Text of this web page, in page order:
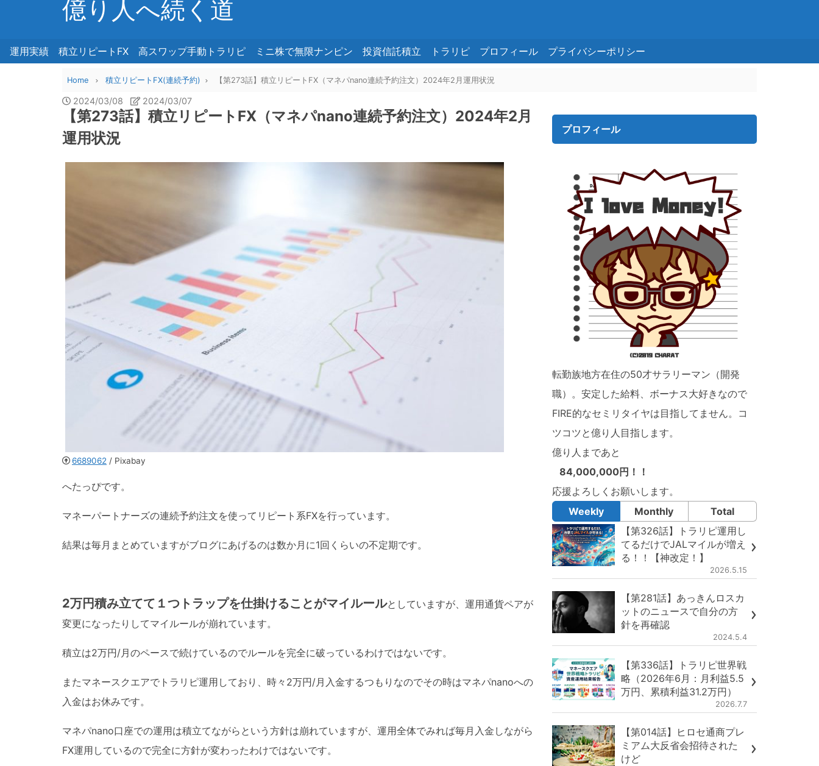
億り人へ続く道
運用実績 積立リピートFX 高スワップ手動トラリピ ミニ株で無限ナンピン 投資信託積立 トラリピ プロフィール プライバシーポリシー
Home 積立リピートFX(連続予約) 【第273話】積立リピートFX（マネパnano連続予約注文）2024年2月運用状況
2024/03/08 2024/03/07
【第273話】積立リピートFX（マネパnano連続予約注文）2024年2月
運用状況
6689062 / Pixabay
へたっぴです。
マネーパートナーズの連続予約注文を使ってリピート系FXを行っています。
結果は毎月まとめていますがブログにあげるのは数か月に1回くらいの不定期です。
2万円積み立てて１つトラップを仕掛けることがマイルールとしていますが、運用通貨ペアが
変更になったりしてマイルールが崩れています。
積立は2万円/月のペースで続けているのでルールを完全に破っているわけではないです。
またマネースクエアでトラリピ運用しており、時々2万円/月入金するつもりなのでその時はマネパnanoへの
入金はお休みです。
マネパnano口座での運用は積立てながらという方針は崩れていますが、運用全体でみれば毎月入金しながら
FX運用しているので完全に方針が変わったわけではないです。
プロフィール
転勤族地方在住の50才サラリーマン（開発
職）。安定した給料、ボーナス大好きなので
FIRE的なセミリタイヤは目指してません。コ
ツコツと億り人目指します。
億り人まであと
84,000,000円！！
応援よろしくお願いします。
Weekly
Monthly
Total
【第326話】トラリピ運用し
てるだけでJALマイルが増え
る！！【神改定！】
2026.5.15
【第281話】あっきんロスカ
ットのニュースで自分の方
針を再確認
2024.5.4
【第336話】トラリピ世界戦
略（2026年6月：月利益5.5
万円、累積利益31.2万円）
2026.7.7
【第014話】ヒロセ通商プレ
ミアム大反省会招待された
けど